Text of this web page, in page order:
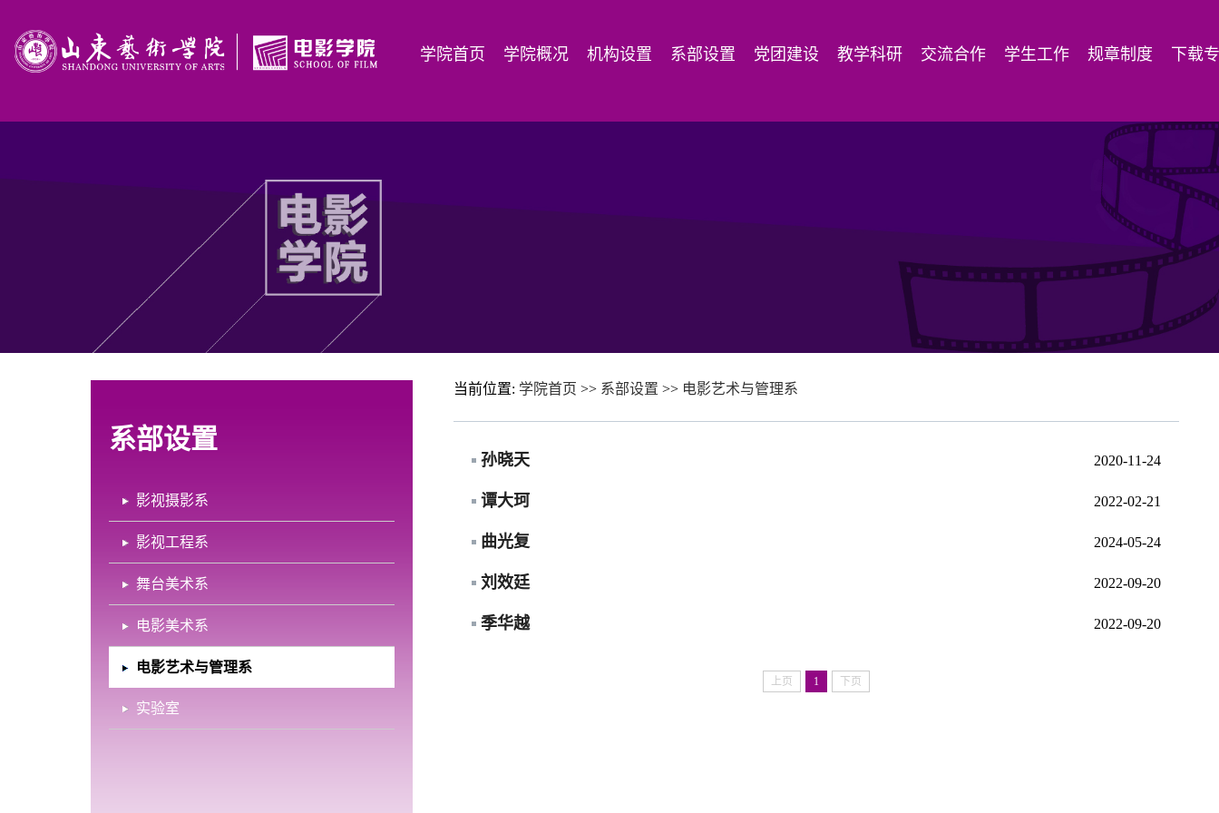
学院首页 学院概况 机构设置 系部设置 党团建设 教学科研 交流合作 学生工作 规章制度 下载
系部设置
影视摄影系
影视工程系
舞台美术系
电影美术系
电影艺术与管理系
实验室
当前位置: 学院首页 >> 系部设置 >> 电影艺术与管理系
孙晓天 2020-11-24
谭大珂 2022-02-21
曲光复 2024-05-24
刘效廷 2022-09-20
季华越 2022-09-20
上页 1 下页